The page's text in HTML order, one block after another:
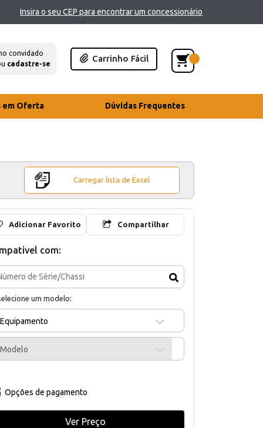
Insira o seu CEP para encontrar um concessionário
convidado
cadastre-se
Carrinho Fácil
em Oferta Dúvidas Frequentes
Carregar lista de Excel
Adicionar Favorito Compartilhar
com:
um modelo:
Equipamento
Modelo
Opções de pagamento
Ver Preço